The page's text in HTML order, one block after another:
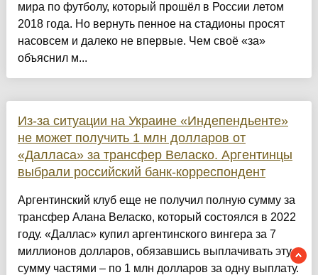
мира по футболу, который прошёл в России летом
2018 года. Но вернуть пенное на стадионы просят
насовсем и далеко не впервые. Чем своё «за»
объяснил м...
Из-за ситуации на Украине «Индепендьенте»
не может получить 1 млн долларов от
«Далласа» за трансфер Веласко. Аргентинцы
выбрали российский банк-корреспондент
Аргентинский клуб еще не получил полную сумму за
трансфер Алана Веласко, который состоялся в 2022
году. «Даллас» купил аргентинского вингера за 7
миллионов долларов, обязавшись выплачивать эту
сумму частями – по 1 млн долларов за одну выплату.